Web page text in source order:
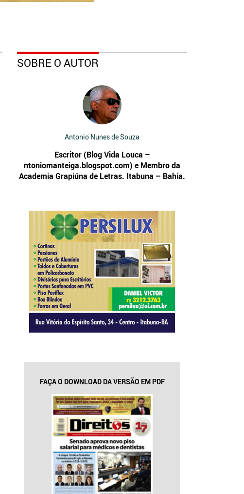
SOBRE O AUTOR
Escritor (Blog Vida Louca –
ntoniomanteiga.blogspot.com) e Membro da
Academia Grapiúna de Letras. Itabuna – Bahia.
Antonio Nunes de Souza
FAÇA O DOWNLOAD DA VERSÃO EM PDF